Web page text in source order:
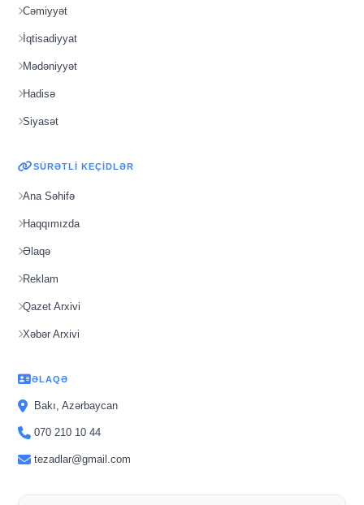
Cəmiyyət
İqtisadiyyat
Mədəniyyət
Hadisə
Siyasət
SÜRƏTLI KEÇIDLƏR
Ana Səhifə
Haqqımızda
Əlaqə
Reklam
Qazet Arxivi
Xəbər Arxivi
ƏLAQƏ
Bakı, Azərbaycan
070 210 10 44
tezadlar@gmail.com